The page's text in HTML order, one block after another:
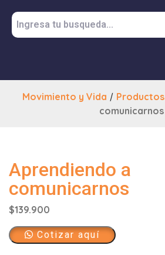
Movimiento y Vida / Productos
comunicarnos
Aprendiendo a
comunicarnos
$139.900
Cotizar aquí